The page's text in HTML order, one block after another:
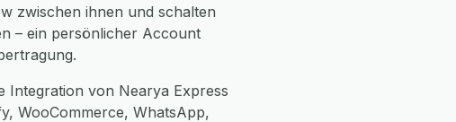
zwischen ihnen und schalten
– ein persönlicher Account
Integration von Nearya Express
WooCommerce, WhatsApp,